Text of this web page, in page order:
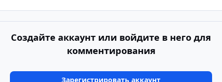
Создайте аккаунт или войдите в него для
комментирования
Зарегистрировать аккаунт